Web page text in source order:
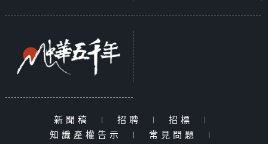
新聞稿 | 招聘 | 招標
|
知識產權告示
| 常見問題
|